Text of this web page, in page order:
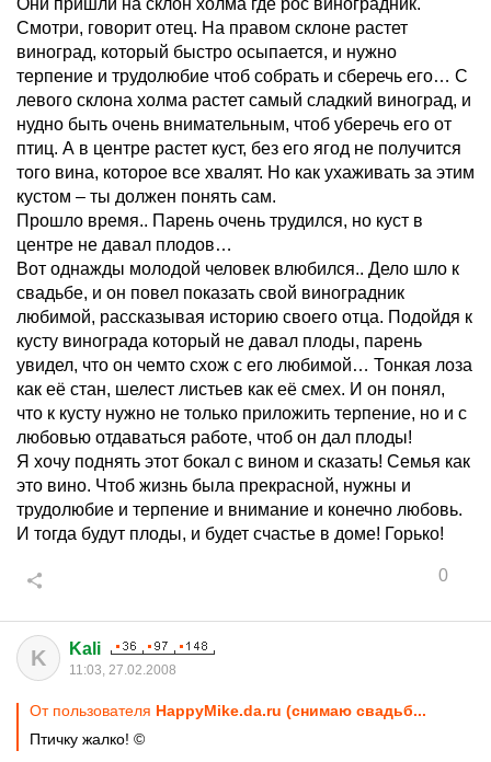
Они пришли на склон холма где рос виноградник.
Смотри, говорит отец. На правом склоне растет
виноград, который быстро осыпается, и нужно
терпение и трудолюбие чтоб собрать и сберечь его… С
левого склона холма растет самый сладкий виноград, и
нудно быть очень внимательным, чтоб уберечь его от
птиц. А в центре растет куст, без его ягод не получится
того вина, которое все хвалят. Но как ухаживать за этим
кустом – ты должен понять сам.
Прошло время.. Парень очень трудился, но куст в
центре не давал плодов…
Вот однажды молодой человек влюбился.. Дело шло к
свадьбе, и он повел показать свой виноградник
любимой, рассказывая историю своего отца. Подойдя к
кусту винограда который не давал плоды, парень
увидел, что он чемто схож с его любимой… Тонкая лоза
как её стан, шелест листьев как её смех. И он понял,
что к кусту нужно не только приложить терпение, но и с
любовью отдаваться работе, чтоб он дал плоды!
Я хочу поднять этот бокал с вином и сказать! Семья как
это вино. Чтоб жизнь была прекрасной, нужны и
трудолюбие и терпение и внимание и конечно любовь.
И тогда будут плоды, и будет счастье в доме! Горько!
0
K Kali
11:03, 27.02.2008
От пользователя HappyMike.da.ru (снимаю свадьб...
Птичку жалко! ©